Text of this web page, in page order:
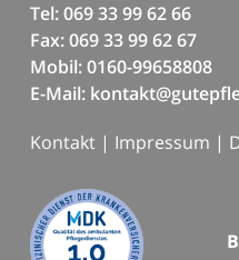
Tel: 069 33 99 62 66
Fax: 069 33 99 62 67
Mobil: 0160-99658808
E-Mail:
Kontakt| Impressum |